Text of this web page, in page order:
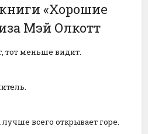
«Хорошие
Мэй Олкотт
тот меньше видит.
всего открывает горе.